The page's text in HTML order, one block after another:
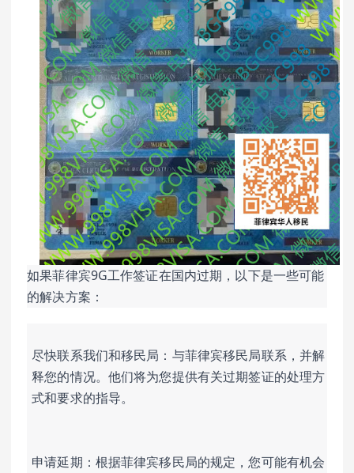
如果菲律宾9G工作签证在国内过期，以下是一些可能
的解决方案：
尽快联系我们和移民局：与菲律宾移民局联系，并解
释您的情况。他们将为您提供有关过期签证的处理方
式和要求的指导。
申请延期：根据菲律宾移民局的规定，您可能有机会